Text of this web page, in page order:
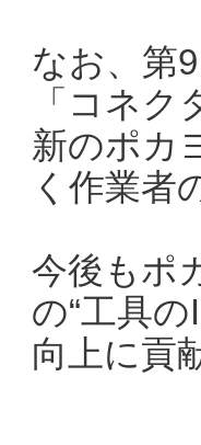
なお、第
「コネ
新のポカ
く作業者
今後もポ
の“工具
向上に貢